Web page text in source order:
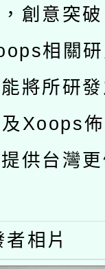
函釋公
請許可
理「
節水達
藝術
創意突
相關
將所研
Xoops
供台灣
者相片